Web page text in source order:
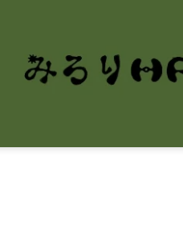
人は石である